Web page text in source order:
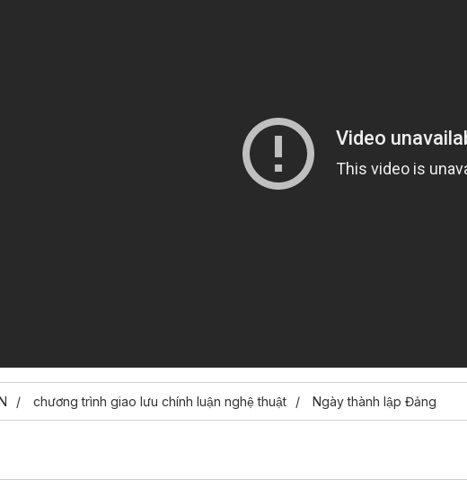
chương trình giao lưu chính luận nghệ thuật Ngày thành lập Đảng